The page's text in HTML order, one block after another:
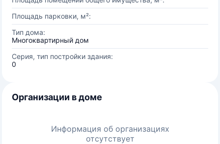
Площадь парковки, м²:
Тип дома:
Многоквартирный дом
Серия, тип постройки здания:
0
Организации в доме
Информация об организациях
отсутствует